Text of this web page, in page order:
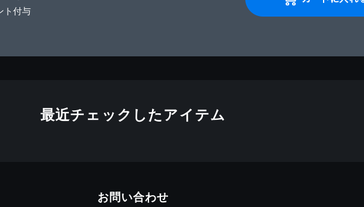
ト付与
最近チェックしたアイテム
お問い合わせ